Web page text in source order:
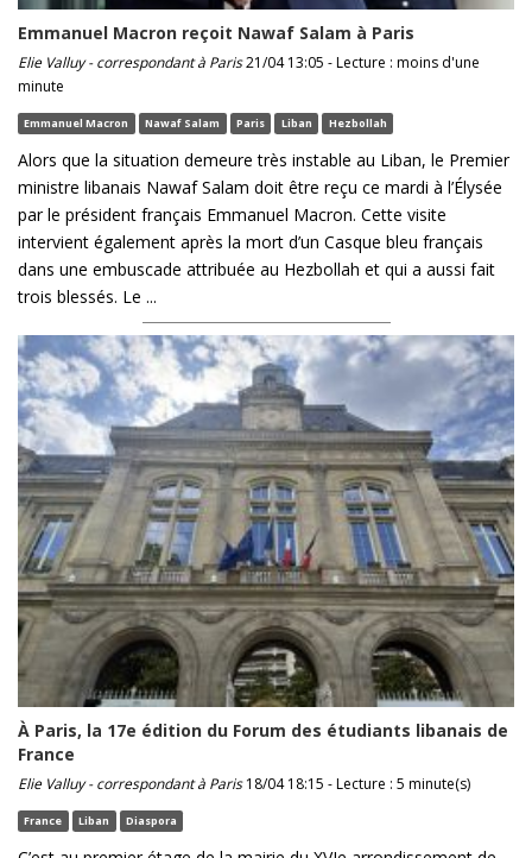
Emmanuel Macron reçoit Nawaf Salam à Paris
Elie Valluy - correspondant à Paris21/04 13:05 - Lecture : moins d'une
minute
Emmanuel Macron Nawaf Salam Paris Liban Hezbollah
Alors que la situation demeure très instable au Liban, le Premier
ministre libanais Nawaf Salam doit être reçu ce mardi à l’Élysée
par le président français Emmanuel Macron. Cette visite
intervient également après la mort d’un Casque bleu français
dans une embuscade attribuée au Hezbollah et qui a aussi fait
trois blessés. Le ...
À Paris, la 17e édition du Forum des étudiants libanais de
France
Elie Valluy - correspondant à Paris18/04 18:15 - Lecture : 5 minute(s)
France Liban Diaspora